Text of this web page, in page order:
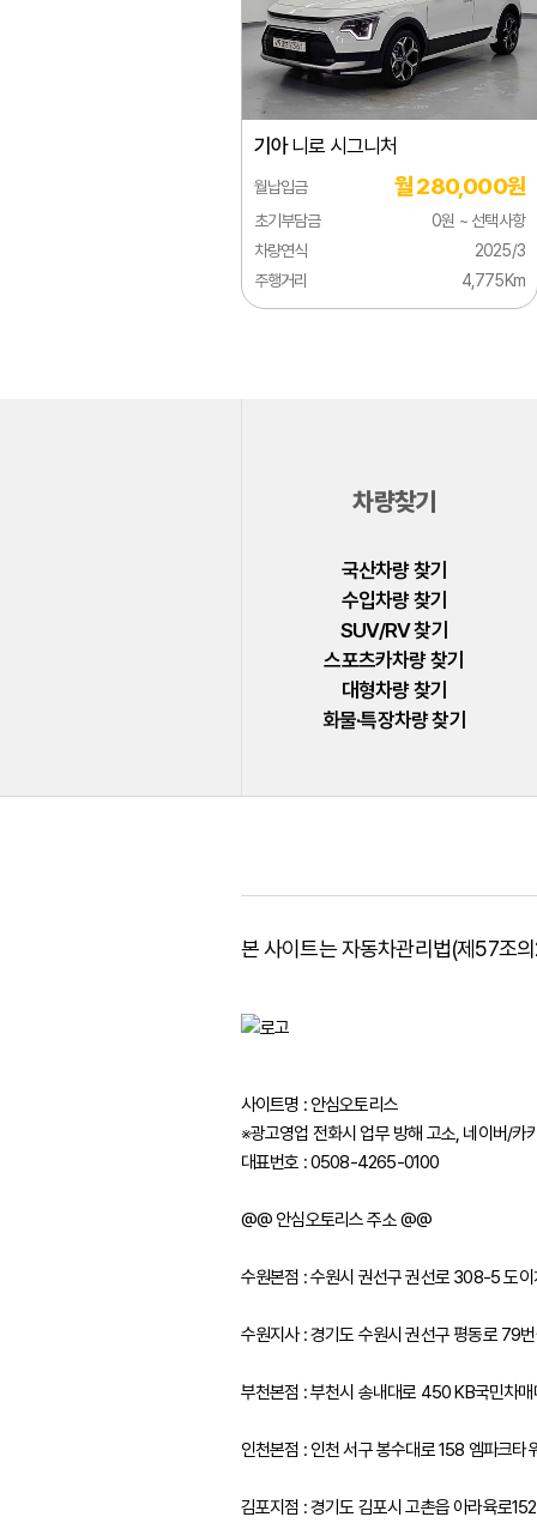
토픽
파크
기아니로 시그니처
월납입금 월 280,000원
초기부담금
0원 ~ 선택사항
차량연식
2025/3
주행거리
4,775Km
차량찾기
국산차량 찾기
수입차량 찾기
SUV/RV 찾기
스포츠카차량 찾기
대형차량 찾기
화물·특장차량 찾기
본 사이트는 자동차관리법(제57조
사이트명 : 안심오토리스
※광고영업 전화시 업무 방해 고소, 네이버/카
대표번호 : 0508-4265-0100
@@ 안심오토리스 주소 @@
수원본점 : 수원시 권선구 권선로 308-5 도이
수원지사 : 경기도 수원시 권선구 평동로 79
부천본점 : 부천시 송내대로 450 KB국민차매
인천본점 : 인천 서구 봉수대로 158 엠파크타
김포지점 : 경기도 김포시 고촌읍 아라육로